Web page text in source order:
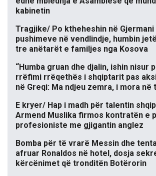
kabinetin
Tragjike/ Po ktheheshin në Gjermani
pushimeve në vendlindje, humbin
tre anëtarët e familjes nga Kosova
“Humba gruan dhe djalin, ishin nisur
rrëfimi rrëqethës i shqiptarit pas
në Greqi: Ma ndjeu zemra, i mora
E kryer/ Hap i madh për talentin
Armend Muslika firmos kontratën e
profesioniste me gjigantin anglez
Bomba për të vrarë Messin dhe
afruar Ronaldos në hotel, dosja
kërcënimet që tronditën Botërorin